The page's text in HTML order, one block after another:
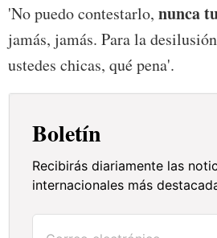
'No puedo contestarlo, nunca
jamás, jamás. Para la
ustedes chicas, qué pena'.
Boletín
Recibirás diariamente las
internacionales más